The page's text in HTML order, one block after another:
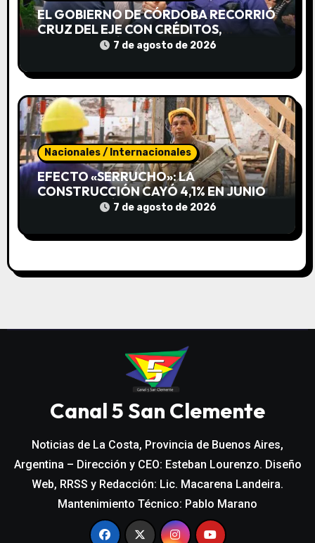
d
s
EL GOBIERNO DE CÓRDOBA RECORRIÓ
CRUZ DEL EJE CON CRÉDITOS,
CAPACITACIÓN Y APOYO A
7 de agosto de 2026
Nacionales / Internacionales
EFECTO «SERRUCHO»: LA
CONSTRUCCIÓN CAYÓ 4,1% EN JUNIO
PERO CERRÓ EL SEMESTRE EN
7 de agosto de 2026
Canal 5 San Clemente
Noticias de La Costa, Provincia de Buenos Aires,
Argentina – Dirección y CEO: Esteban Lourenzo. Diseño
Web, RRSS y Redacción: Lic. Macarena Landeira.
Mantenimiento Técnico: Pablo Marano